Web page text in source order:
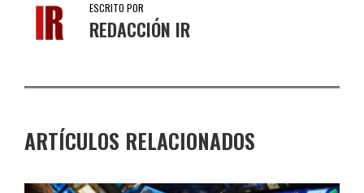
ESCRITO POR
REDACCIÓN IR
ARTÍCULOS RELACIONADOS